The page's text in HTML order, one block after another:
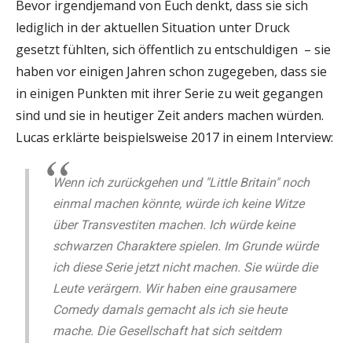
Bevor irgendjemand von Euch denkt, dass sie sich
lediglich in der aktuellen Situation unter Druck
gesetzt fühlten, sich öffentlich zu entschuldigen – sie
haben vor einigen Jahren schon zugegeben, dass sie
in einigen Punkten mit ihrer Serie zu weit gegangen
sind und sie in heutiger Zeit anders machen würden.
Lucas erklärte beispielsweise 2017 in einem Interview:
Wenn ich zurückgehen und "Little Britain" noch
einmal machen könnte, würde ich keine Witze
über Transvestiten machen. Ich würde keine
schwarzen Charaktere spielen. Im Grunde würde
ich diese Serie jetzt nicht machen. Sie würde die
Leute verärgern. Wir haben eine grausamere
Comedy damals gemacht als ich sie heute
mache. Die Gesellschaft hat sich seitdem